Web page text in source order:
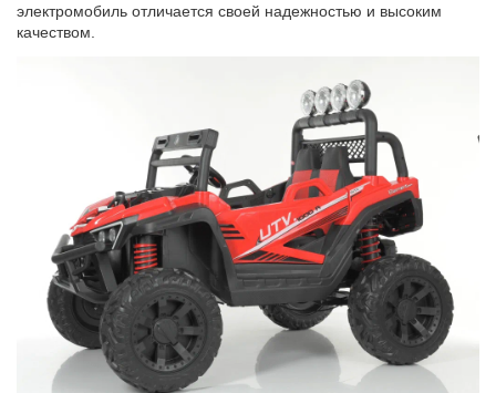
электромобиль отличается своей надежностью и высоким
качеством.